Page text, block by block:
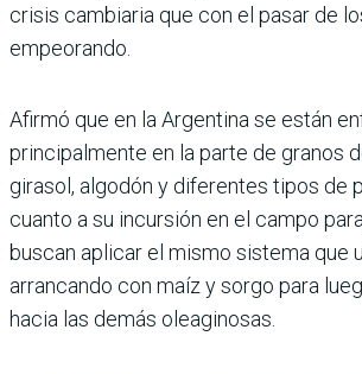
crisis cambia­ria que con el pasar de
empeorando.
Afirmó que en la Argentina se están
principal­mente en la parte de granos
girasol, algodón y diferentes tipos de
cuanto a su incursión en el campo
buscan aplicar el mismo sis­tema que
arrancando con maíz y sorgo para
hacia las demás oleaginosas.